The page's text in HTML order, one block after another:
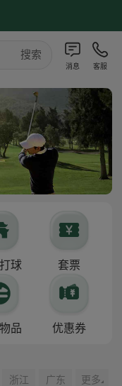
搜索
消息 客服
球 套票
品 优惠券
浙江 广东 更多